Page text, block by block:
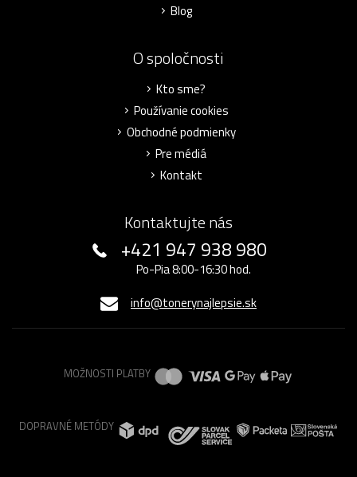
Blog
O spoločnosti
Kto sme?
Používanie cookies
Obchodné podmienky
Pre médiá
Kontakt
Kontaktujte nás
+421 947 938 980
Po-Pia 8:00-16:30 hod.
info@tonerynajlepsie.sk
MOŽNOSTI PLATBY
DOPRAVNÉ METÓDY